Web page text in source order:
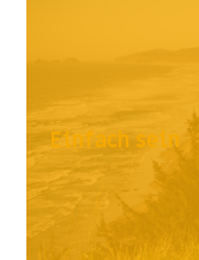
Einfach sein